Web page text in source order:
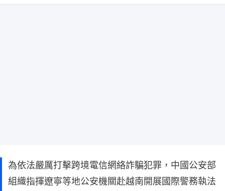
為依法嚴厲打擊跨境電信網絡詐騙犯罪，中國公安部
組織指揮遼寧等地公安機關赴越南開展國際警務執法